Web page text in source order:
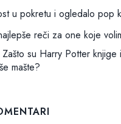
u pokretu i ogledalo pop
reči za one koje
su Harry Potter knjige
mašte?